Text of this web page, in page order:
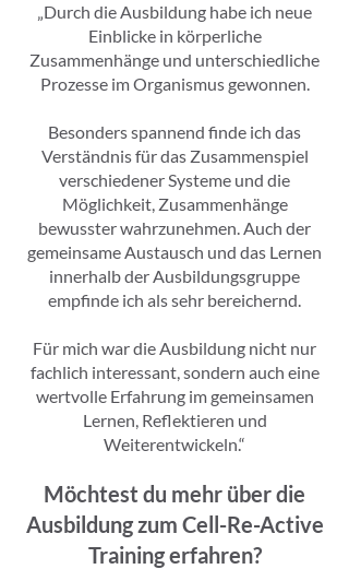
„Durch die Ausbildung habe ich neue
Einblicke in körperliche
Zusammenhänge und unterschiedliche
Prozesse im Organismus gewonnen.
Besonders spannend finde ich das
Verständnis für das Zusammenspiel
verschiedener Systeme und die
Möglichkeit, Zusammenhänge
bewusster wahrzunehmen. Auch der
gemeinsame Austausch und das Lernen
innerhalb der Ausbildungsgruppe
empfinde ich als sehr bereichernd.
Für mich war die Ausbildung nicht nur
fachlich interessant, sondern auch eine
wertvolle Erfahrung im gemeinsamen
Lernen, Reflektieren und
Weiterentwickeln.“
Möchtest du mehr über die
Ausbildung zum Cell-Re-Active
Training erfahren?